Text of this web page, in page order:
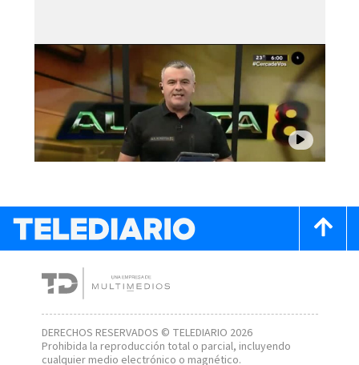
DERECHOS RESERVADOS © TELEDIARIO 2026
Prohibida la reproducción total o parcial, incluyendo
cualquier medio electrónico o magnético.